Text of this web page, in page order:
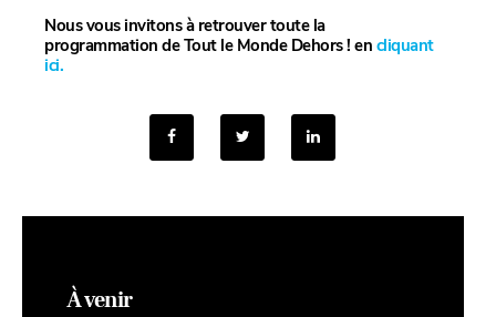
Nous vous invitons à retrouver toute la
programmation de Tout le Monde Dehors ! en cliquant
ici.
À venir